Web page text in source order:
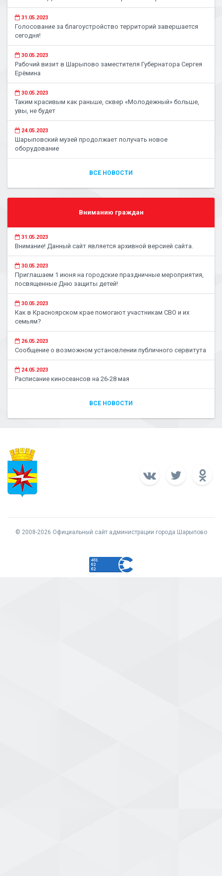
31.05.2023
Голосование за благоустройство территорий завершается
сегодня!
30.05.2023
Рабочий визит в Шарыпово заместителя Губернатора Сергея
Ерёмина
30.05.2023
Таким красивым как раньше, сквер «Молодежный» больше,
увы, не будет
24.05.2023
Шарыповский музей продолжает получать новое
оборудование
ВСЕ НОВОСТИ
Вниманию граждан
31.05.2023
Внимание! Данный сайт является архивной версией сайта.
30.05.2023
Приглашаем 1 июня на городские праздничные мероприятия,
посвященные Дню защиты детей!
30.05.2023
Как в Красноярском крае помогают участникам СВО и их
семьям?
26.05.2023
Сообщение о возможном установлении публичного сервитута
24.05.2023
Расписание киносеансов на 26-28 мая
ВСЕ НОВОСТИ
© 2008-2026 Официальный сайт администрации города Шарыпово